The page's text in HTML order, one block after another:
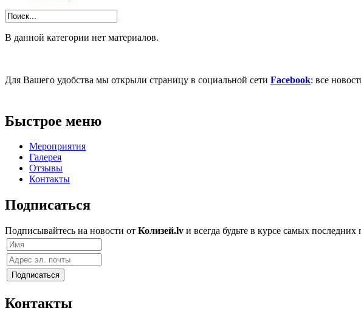
В данной категории нет материалов.
Для Вашего удобства мы открыли страницу в социальной сети Facebook: все
Быстрое меню
Мероприятия
Галерея
Отзывы
Контакты
Подписаться
Подписывайтесь на новости от Колизей.lv и всегда будьте в курсе самых
Контакты